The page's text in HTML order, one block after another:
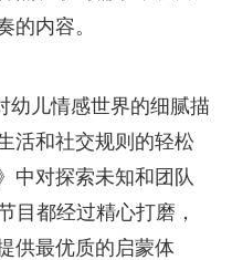
的内容。
幼儿情感世界的细腻描
活和社交规则的轻松
中对探索未知和团队
目都经过精心打磨，
供最优质的启蒙体